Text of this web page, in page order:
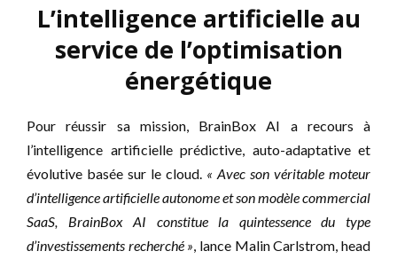
L’intelligence artificielle au
service de l’optimisation
énergétique
Pour réussir sa mission, BrainBox AI a recours à
l’intelligence artificielle prédictive, auto-adaptative et
évolutive basée sur le cloud. « Avec son véritable moteur
d’intelligence artificielle autonome et son modèle commercial
SaaS, BrainBox AI constitue la quintessence du type
d’investissements recherché », lance Malin Carlstrom, head